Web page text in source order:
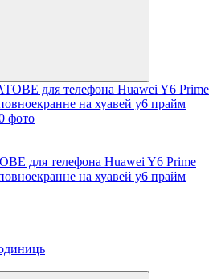
для телефона Huawei Y6 Prime
на хуавей у6 прайм